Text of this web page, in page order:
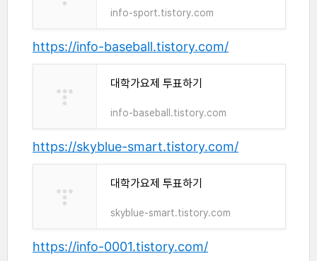
info-sport.tistory.com
https://info-baseball.tistory.com/
대학가요제 투표하기
info-baseball.tistory.com
https://skyblue-smart.tistory.com/
대학가요제 투표하기
skyblue-smart.tistory.com
https://info-0001.tistory.com/